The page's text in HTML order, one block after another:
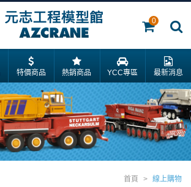
0
特價商品 熱銷商品 YCC專區 最新消息
首頁 > 線上購物